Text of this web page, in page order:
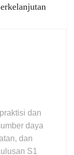
dan
daya
dan
S1